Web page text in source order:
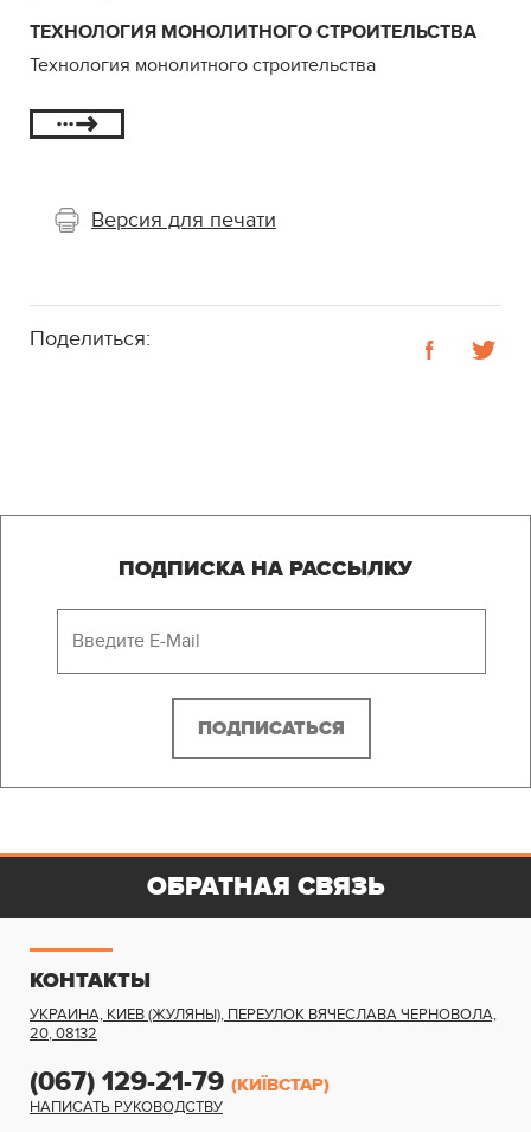
ТЕХНОЛОГИЯ МОНОЛИТНОГО СТРОИТЕЛЬСТВА
Технология монолитного строительства
Версия для печати
Поделиться:
ПОДПИСКА НА РАССЫЛКУ
КОНТАКТЫ
УКРАИНА, КИЕВ (ЖУЛЯНЫ), ПЕРЕУЛОК ВЯЧЕСЛАВА ЧЕРНОВОЛА,
20,08132
(067) 129-21-79 (КИЇВСТАР)
НАПИСАТЬ РУКОВОДСТВУ
ОБРАТНАЯ СВЯЗЬ